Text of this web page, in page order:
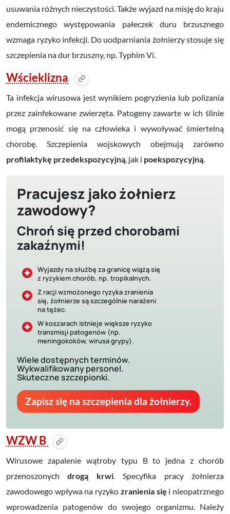
usuwania różnych nieczystości. Także wyjazd na misję do kraju
endemicznego występowania pałeczek duru brzusznego
wzmaga ryzyko infekcji. Do uodparniania żołnierzy stosuje się
szczepienia na dur brzuszny, np. Typhim Vi.
Wścieklizna
Ta infekcja wirusowa jest wynikiem pogryzienia lub polizania
przez zainfekowane zwierzęta. Patogeny zawarte w ich ślinie
mogą przenosić się na człowieka i wywoływać śmiertelną
chorobę. Szczepienia wojskowych obejmują zarówno
profilaktykę przedekspozycyjną , jak i poekspozycyjną
Pracujesz jako żołnierz
zawodowy?
Chroń się przed chorobami
zakaźnymi!
Wyjazdy na służbę za granicę wiążą się
z ryzykiem chorób, np. tropikalnych.
Z racji wzmożonego ryzyka zranienia
się, żołnierze są szczególnie narażeni
na tężec.
W koszarach istnieje większe ryzyko
transmisji patogenów (np.
meningokoków, wirusa grypy).
Wiele dostępnych terminów.
Wykwalifikowany personel.
Skuteczne szczepionki.
Zapisz się na szczepienia dla żołnierzy.
WZW B
Wirusowe zapalenie wątroby typu B to jedna z chorób
przenoszonychdrogą krwi. Specyfika pracy żołnierza
zawodowego wpływa na ryzyko zranienia się i nieopatrznego
wprowadzenia patogenów do swojego organizmu. Należy